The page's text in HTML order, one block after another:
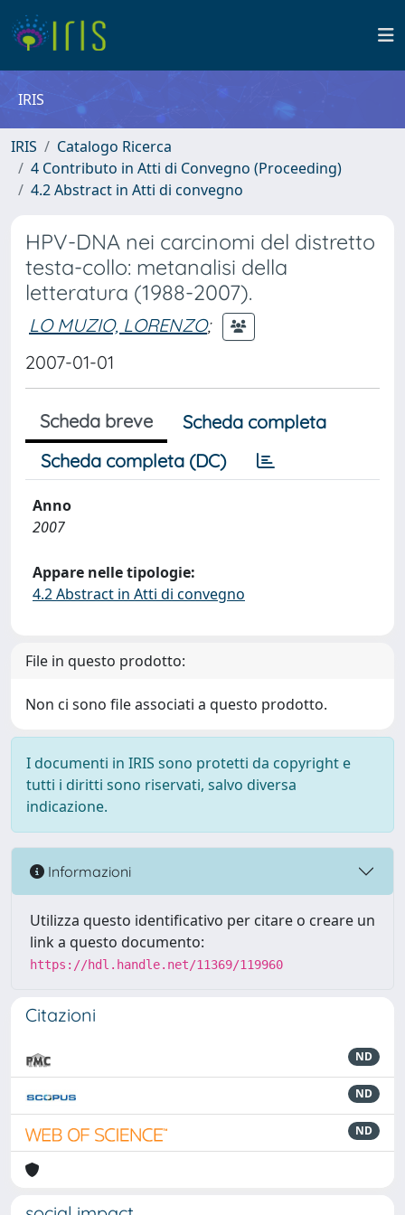
IRIS
IRIS
Catalogo Ricerca
4 Contributo in Atti di Convegno (Proceeding)
4.2 Abstract in Atti di convegno
HPV-DNA nei carcinomi del distretto
testa-collo: metanalisi della
letteratura (1988-2007).
LO MUZIO, LORENZO;
2007-01-01
Scheda breve
Scheda completa
Scheda completa (DC)
Anno
2007
Appare nelle tipologie:
4.2 Abstract in Atti di convegno
File in questo prodotto:
Non ci sono file associati a questo prodotto.
I documenti in IRIS sono protetti da copyright e
tutti i diritti sono riservati, salvo diversa
indicazione.
Informazioni
Utilizza questo identificativo per citare o creare un
link a questo documento:
https://hdl.handle.net/11369/119960
Citazioni
ND
ND
ND